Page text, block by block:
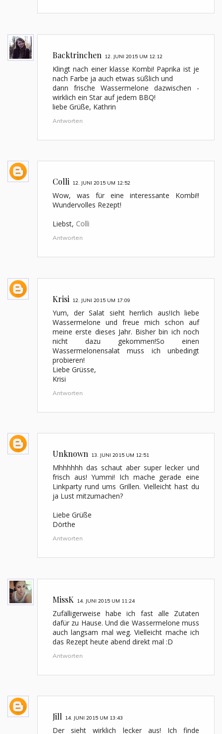
Backtrinchen 12. JUNI 2015 UM 12:12
Klingt nach einer klasse Kombi! Paprika ist je
nach Farbe ja auch etwas süßlich und
dann frische Wassermelone dazwischen -
wirklich ein Star auf jedem BBQ!
liebe Grüße, Kathrin
Antworten
Colli 12. JUNI 2015 UM 12:52
Wow, was für eine interessante Kombi!!
Wundervolles Rezept!
Liebst, Colli
Antworten
Krisi 12. JUNI 2015 UM 17:09
Yum, der Salat sieht herrlich aus!Ich liebe
Wassermelone und freue mich schon auf
meine erste dieses Jahr. Bisher bin ich noch
nicht dazu gekommen!So einen
Wassermelonensalat muss ich unbedingt
probieren!
Liebe Grüsse,
Krisi
Antworten
Unknown 13. JUNI 2015 UM 12:51
Mhhhhhh das schaut aber super lecker und
frisch aus! Yummi! Ich mache gerade eine
Linkparty rund ums Grillen. Vielleicht hast du
ja Lust mitzumachen?
Liebe Grüße
Dörthe
Antworten
MissK 14. JUNI 2015 UM 11:24
Zufälligerweise habe ich fast alle Zutaten
dafür zu Hause. Und die Wassermelone muss
auch langsam mal weg. Vielleicht mache ich
das Rezept heute abend direkt mal :D
Antworten
Jill 14. JUNI 2015 UM 13:43
Der sieht wirklich lecker aus! Ich finde